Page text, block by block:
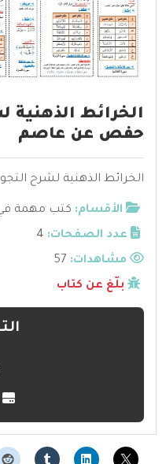
الخرائط الذهنية
حفص عن عاصم
الخرائط الذهنية لشرح
الأقسام: كتب مهمة في
عدد الصفحات: 4
مشاهدات:
بلّغ عن كتاب